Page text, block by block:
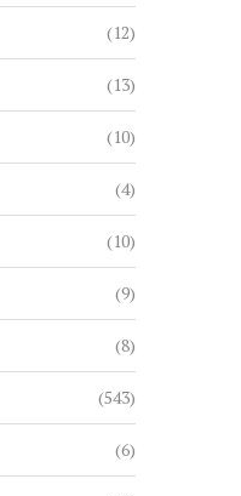
(12)
(13)
(10)
(4)
(10)
(9)
(8)
(543)
(6)